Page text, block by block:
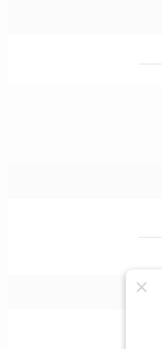
-------
-------